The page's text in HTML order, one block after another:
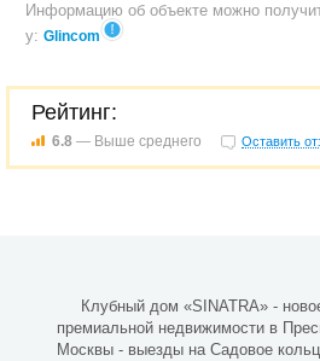
Информацию об объекте можно
у: Glincom
Рейтинг:
6.8 — Выше среднего Оставить
Клубный дом «SINATRA» -
премиальной недвижимости в
Москвы - выезды на Садовое